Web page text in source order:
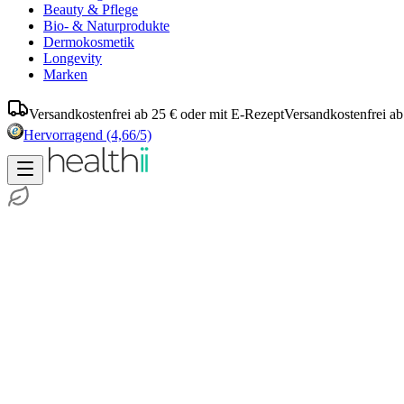
Beauty & Pflege
Bio- & Naturprodukte
Dermokosmetik
Longevity
Marken
Versandkostenfrei ab 25 € oder mit E-RezeptVersandkostenfrei
Hervorragend (4,66/5)